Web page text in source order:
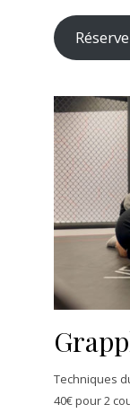
Techniques
40€ pour 2